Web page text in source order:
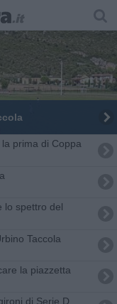
prima di Coppa
lo spettro del
Taccola
la piazzetta
di Serie D